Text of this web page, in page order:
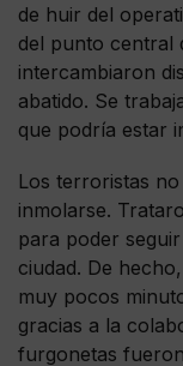
de huir del
del punto central
intercambiaron
abatido. Se
que podría estar
Los terroristas
inmolarse.
para poder
ciudad. De
muy pocos
gracias a la
furgonetas